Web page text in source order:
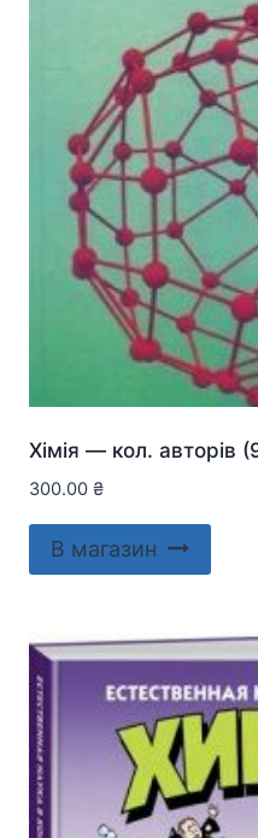
Хiмiя — кол. авторів
300.00 ₴
В магазин